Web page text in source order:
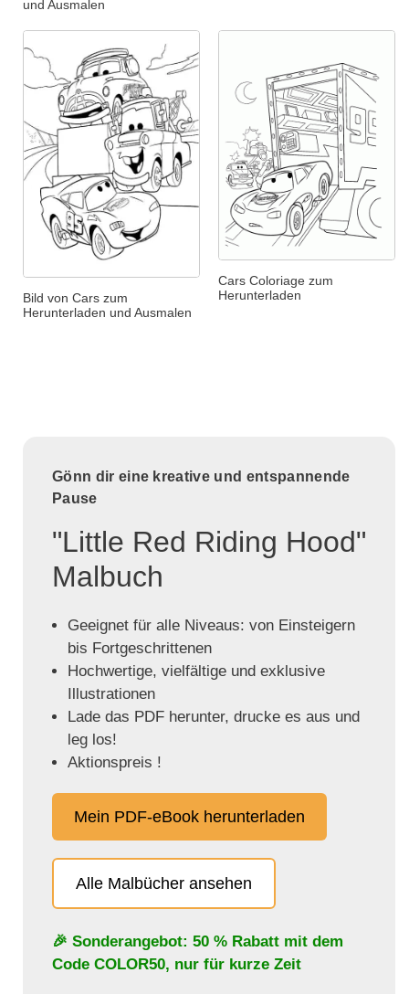
und Ausmalen
Bild von Cars zum
Herunterladen und Ausmalen
Cars Coloriage zum
Herunterladen
Gönn dir eine kreative und entspannende
Pause
"Little Red Riding Hood"
Malbuch
Geeignet für alle Niveaus: von Einsteigern
bis Fortgeschrittenen
Hochwertige, vielfältige und exklusive
Illustrationen
Lade das PDF herunter, drucke es aus und
leg los!
Aktionspreis !
Mein PDF-eBook herunterladen
Alle Malbücher ansehen
🎉 Sonderangebot: 50 % Rabatt mit dem
Code COLOR50, nur für kurze Zeit